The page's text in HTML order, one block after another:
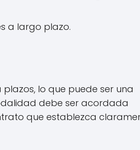
a largo plazo.
lo que puede ser una
debe ser acordada
que establezca